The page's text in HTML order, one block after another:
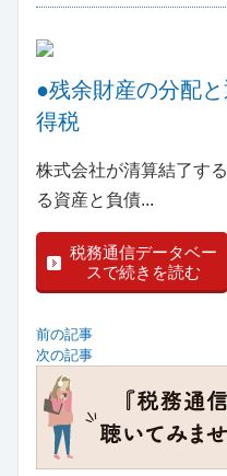
●残余財産の分配
得税
株式会社が清算結了す
る資産と負債...
税務通信データベー
スで続きを読む
前の記事
次の記事